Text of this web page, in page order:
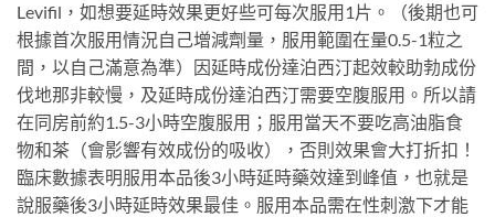
Levifil，如想要延時效果更好些可每次服用1片。（後期也可
根據首次服用情況自己增減劑量，服用範圍在量0.5-1粒之
間，以自己滿意為準）因延時成份達泊西汀起效較助勃成份
伐地那非較慢，及延時成份達泊西汀需要空腹服用。所以請
在同房前約1.5-3小時空腹服用；服用當天不要吃高油脂食
物和茶（會影響有效成份的吸收），否則效果會大打折扣！
臨床數據表明服用本品後3小時延時藥效達到峰值，也就是
說服藥後3小時延時效果最佳。服用本品需在性刺激下才能